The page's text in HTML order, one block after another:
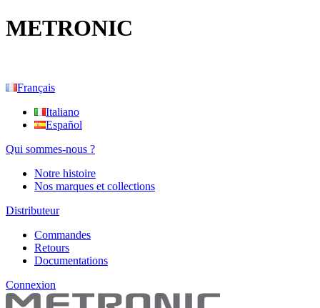
METRONIC
Français
Italiano
Español
Qui sommes-nous ?
Notre histoire
Nos marques et collections
Distributeur
Commandes
Retours
Documentations
Connexion